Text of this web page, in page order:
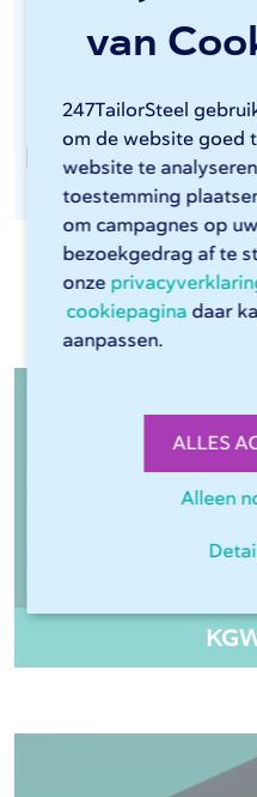
van
247TailorSteel
om de website goed
website te
toestemming
om campagnes op
bezoekgedrag af te
onze
cookiepagina daar
aanpassen.
ALLES
Alleen
van staal gebeurt op